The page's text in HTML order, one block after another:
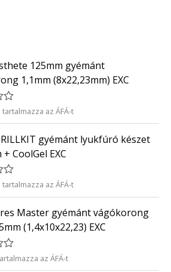
125mm gyémánt
1,1mm (8x22,23mm) EXC
tartalmazza az ÁFÁ-t
gyémánt lyukfúró készet
CoolGel EXC
tartalmazza az ÁFÁ-t
Master gyémánt vágókorong
(1,4x10x22,23) EXC
az ÁFÁ-t